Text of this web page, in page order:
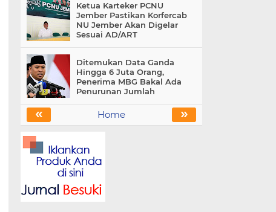
Ketua Karteker PCNU
Jember Pastikan Korfercab
NU Jember Akan Digelar
Sesuai AD/ART
Ditemukan Data Ganda
Hingga 6 Juta Orang,
Penerima MBG Bakal Ada
Penurunan Jumlah
« »
Home